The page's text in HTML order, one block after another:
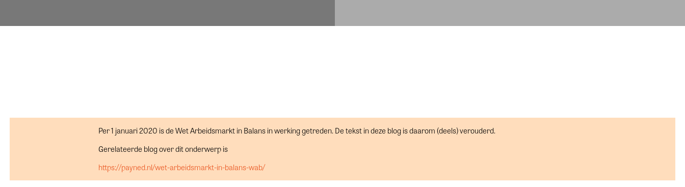
Per 1 januari 2020 is de Wet Arbeidsmarkt in Balans in werking getreden. De tekst in deze blog is daarom (deels) verouderd.
Gerelateerde blog over dit onderwerp is
https://payned.nl/wet-arbeidsmarkt-in-balans-wab/